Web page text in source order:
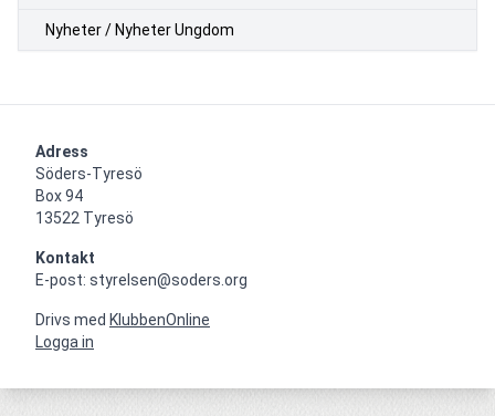
Nyheter / Nyheter Ungdom
Adress
Söders-Tyresö
Box 94
13522 Tyresö
Kontakt
E-post: styrelsen@soders.org
Drivs med KlubbenOnline
Logga in